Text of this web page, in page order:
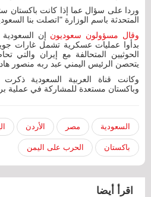
وردا على سؤال عما إذا كانت باكستان
المتحدثة باسم الوزارة "اتصلت بنا
وقال مسؤولون سعوديون إن
بدأوا عمليات عسكرية تشمل غارات
الحوثيين المتحالفة مع إيران والتي
يتحصن الرئيس اليمني عبد ربه منصور
وكانت قناة العربية السعودية
وباكستان مستعدة للمشاركة في عملية
السعودية مصر الأردن
باكستان الحرب على اليمن
اقرأ أيضا